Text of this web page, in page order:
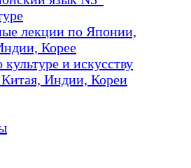
лекции по Японии,
Корее
и искусству
Индии, Кореи